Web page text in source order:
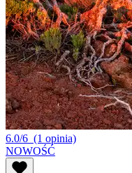
6.0/6 (1 opinia)
NOWOŚĆ